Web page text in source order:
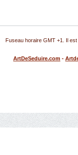
Fuseau horaire GMT +1. Il
ArtDeSeduire.com -